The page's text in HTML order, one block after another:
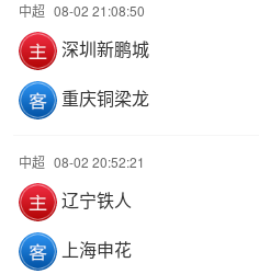
中超 08-02 21:08:50
深圳新鹏城
重庆铜梁龙
中超 08-02 20:52:21
辽宁铁人
上海申花